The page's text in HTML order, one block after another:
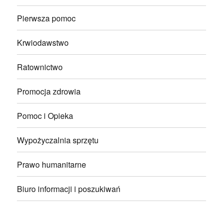
Pierwsza pomoc
Krwiodawstwo
Ratownictwo
Promocja zdrowia
Pomoc i Opieka
Wypożyczalnia sprzętu
Prawo humanitarne
Biuro informacji i poszukiwań